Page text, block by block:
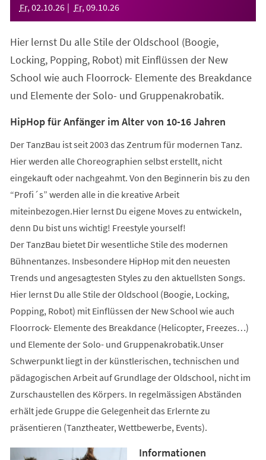
Fr, 02.10.26 Fr, 09.10.26
Hier lernst Du alle Stile der Oldschool (Boogie,
Locking, Popping, Robot) mit Einflüssen der New
School wie auch Floorrock- Elemente des Breakdance
und Elemente der Solo- und Gruppenakrobatik.
HipHop für Anfänger im Alter von 10-16 Jahren
Der TanzBau ist seit 2003 das Zentrum für modernen Tanz.
Hier werden alle Choreographien selbst erstellt, nicht
eingekauft oder nachgeahmt. Von den Beginnerin bis zu den
“Profi´s” werden alle in die kreative Arbeit
miteinbezogen.Hier lernst Du eigene Moves zu entwickeln,
denn Du bist uns wichtig! Freestyle yourself!
Der TanzBau bietet Dir wesentliche Stile des modernen
Bühnentanzes. Insbesondere HipHop mit den neuesten
Trends und angesagtesten Styles zu den aktuellsten Songs.
Hier lernst Du alle Stile der Oldschool (Boogie, Locking,
Popping, Robot) mit Einflüssen der New School wie auch
Floorrock- Elemente des Breakdance (Helicopter, Freezes…)
und Elemente der Solo- und Gruppenakrobatik.Unser
Schwerpunkt liegt in der künstlerischen, technischen und
pädagogischen Arbeit auf Grundlage der Oldschool, nicht im
Zurschaustellen des Körpers. In regelmässigen Abständen
erhält jede Gruppe die Gelegenheit das Erlernte zu
präsentieren (Tanztheater, Wettbewerbe, Events).
Informationen